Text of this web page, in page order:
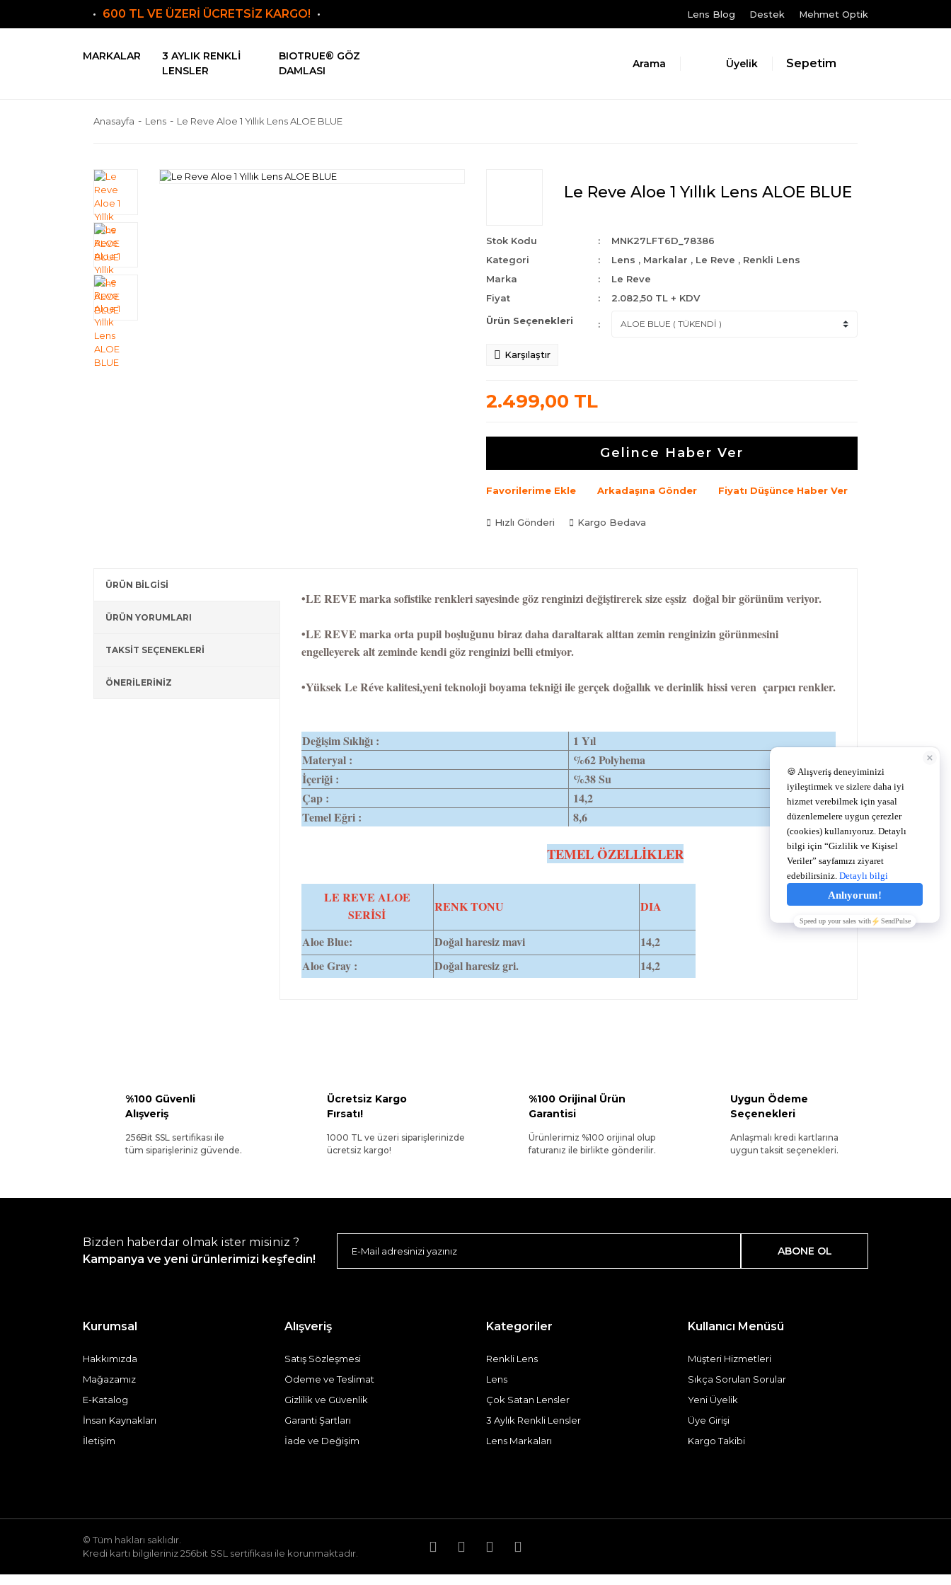
600 TL VE ÜZERİ ÜCRETSİZ KARGO! Lens Blog Destek Mehmet Optik
MARKALAR
3 AYLIK RENKLI
LENSLER
BIOTRUE® GÖZ
DAMLASI
Arama Üyelik Sepetim
Anasayfa Lens Le Reve Aloe 1 Yıllık Lens ALOE BLUE
Le Reve Aloe 1 Yıllık Lens ALOE BLUE
Stok Kodu
MNK27LFT6D_78386
Kategori
Lens , Markalar , Le Reve , Renkli Lens
Marka
Le Reve
Fiyat
2.082,50 TL + KDV
Ürün Seçenekleri
Karşılaştır
2.499,00 TL
Gelince Haber Ver
Favorilerime Ekle Arkadaşına Gönder Fiyatı Düşünce Haber Ver
Hızlı Gönderi Kargo Bedava
ÜRÜN BİLGİSİ
ÜRÜN YORUMLARI
TAKSİT SEÇENEKLERİ
ÖNERİLERİNİZ
•LE REVE marka sofistike renkleri sayesinde göz renginizi değiştirerek size eşsiz doğal bir görünüm veriyor.
•LE REVE marka orta pupil boşluğunu biraz daha daraltarak alttan zemin renginizin görünmesini
engelleyerek alt zeminde kendi göz renginizi belli etmiyor.
•Yüksek Le Réve kalitesi,yeni teknoloji boyama tekniği ile gerçek doğallık ve derinlik hissi veren çarpıcı renkler.
Değişim Sıklığı :
1 Yıl
Materyal :
%62 Polyhema
İçeriği :
%38 Su
Çap :
14,2
Temel Eğri :
8,6
TEMEL ÖZELLİKLER
LE REVE ALOE
SERİSİ
RENK TONU DIA
Aloe Blue: Doğal haresiz mavi
14,2
Aloe Gray :
Doğal haresiz gri. 14,2
%100 Güvenli
Alışveriş
256Bit SSL sertifikası ile
tüm siparişleriniz güvende.
Ücretsiz Kargo
Fırsatı!
1000 TL ve üzeri siparişlerinizde
ücretsiz kargo!
%100 Orijinal Ürün
Garantisi
Ürünlerimiz %100 orijinal olup
faturanız ile birlikte gönderilir.
Uygun Ödeme
Seçenekleri
Anlaşmalı kredi kartlarına
uygun taksit seçenekleri.
Bizden haberdar olmak ister misiniz ?
Kampanya ve yeni ürünlerimizi keşfedin!
ABONE OL
Kurumsal
Hakkımızda
Mağazamız
E-Katalog
İnsan Kaynakları
İletişim
Alışveriş
Satış Sözleşmesi
Ödeme ve Teslimat
Gizlilik ve Güvenlik
Garanti Şartları
İade ve Değişim
Kategoriler
Renkli Lens
Lens
Çok Satan Lensler
3 Aylık Renkli Lensler
Lens Markaları
Kullanıcı Menüsü
Müşteri Hizmetleri
Sıkça Sorulan Sorular
Yeni Üyelik
Üye Girişi
Kargo Takibi
© Tüm hakları saklıdır.
Kredi kartı bilgileriniz 256bit SSL sertifikası ile korunmaktadır.